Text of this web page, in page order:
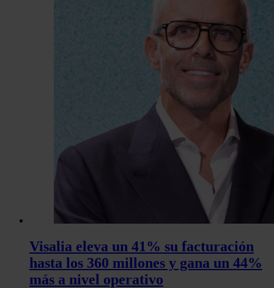
Visalia eleva un 41% su facturación
hasta los 360 millones y gana un 44%
más a nivel operativo